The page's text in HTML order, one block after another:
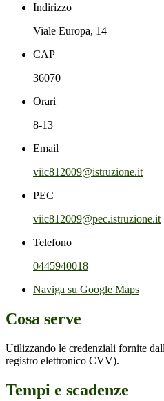
Indirizzo
Viale Europa, 14
CAP
36070
Orari
8-13
Email
viic812009@istruzione.it
PEC
viic812009@pec.istruzione.it
Telefono
0445940018
Naviga su Google Maps
Cosa serve
Utilizzando le credenziali fornite
registro elettronico CVV).
Tempi e scadenze